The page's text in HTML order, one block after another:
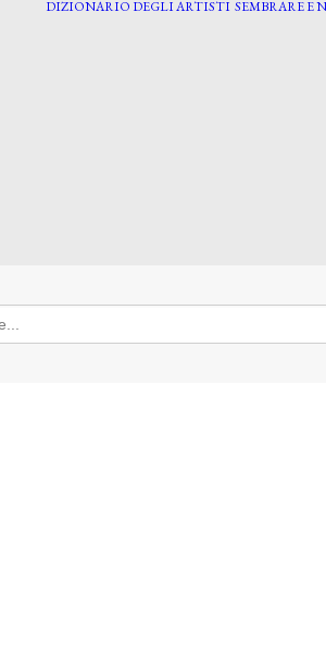
DIZIONARIO DEGLI ARTISTI SEMBRARE E